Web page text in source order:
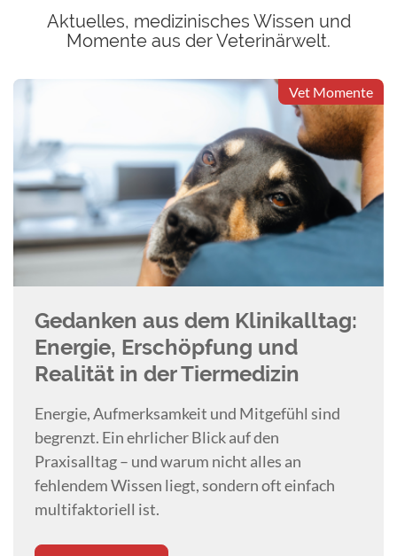
Aktuelles, medizinisches Wissen und
Momente aus der Veterinärwelt.
Vet Momente
Gedanken aus dem Klinikalltag:
Energie, Erschöpfung und
Realität in der Tiermedizin
Energie, Aufmerksamkeit und Mitgefühl sind
begrenzt. Ein ehrlicher Blick auf den
Praxisalltag – und warum nicht alles an
fehlendem Wissen liegt, sondern oft einfach
multifaktoriell ist.